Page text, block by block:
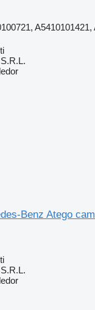
A5410101421,
Benz Atego